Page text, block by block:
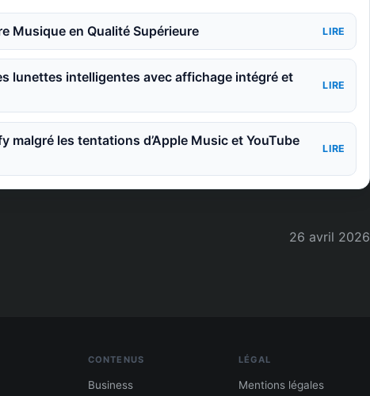
Musique en Qualité Supérieure LIRE
lunettes intelligentes avec affichage intégré et
LIRE
malgré les tentations d’Apple Music et YouTube
LIRE
26 avril 2026
CONTENUS
Business
LÉGAL
Mentions légales